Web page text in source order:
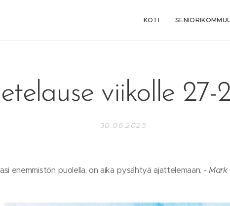
KOTI
viikolle 27-
30.06.2025
enemmistön puolella, on aika pysähtyä ajattelemaan. -